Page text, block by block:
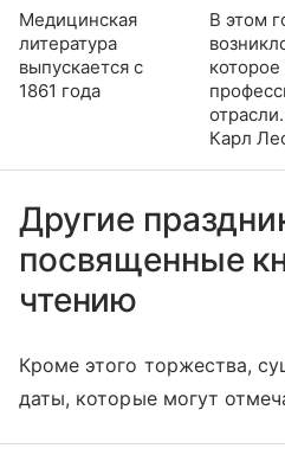
Медицинская
литература
выпускается с
1861 года
В этом
Карл
Другие
посвященные
чтению
Кроме этого торжества,
даты, которые могут